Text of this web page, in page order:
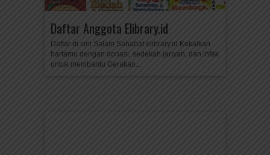
Daftar Anggota Elibrary.id
Daftar di sini Salam Sahabat elibrary.id Kekalkan
hartamu dengan donasi, sedekah jariyah, dan infak
untuk membantu Gerakan...